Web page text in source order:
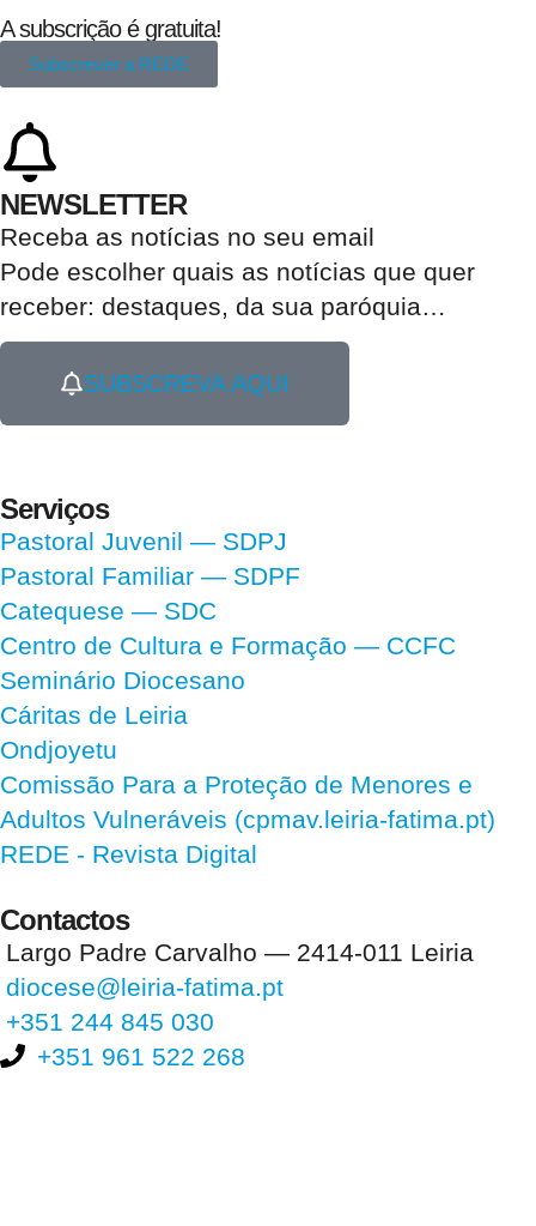
A subscrição é gratuita!
Subscrever a REDE
NEWSLETTER
Receba as notícias no seu email​
Pode escolher quais as notícias que quer
receber: destaques, da sua paróquia…
SUBSCREVA AQUI
Serviços
Pastoral Juvenil — SDPJ
Pastoral Familiar — SDPF
Catequese — SDC
Centro de Cultura e Formação — CCFC
Seminário Diocesano
Cáritas de Leiria
Ondjoyetu
Comissão Para a Proteção de Menores e
Adultos Vulneráveis (cpmav.leiria-fatima.pt)
REDE - Revista Digital
Contactos
Largo Padre Carvalho — 2414-011 Leiria
diocese@leiria-fatima.pt
+351 244 845 030
+351 961 522 268